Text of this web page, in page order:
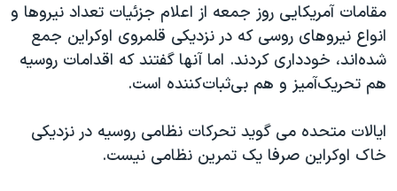
نرگس محمدی برنده جایزه نوبل صلح
همایش محافظه‌کاران آمریکا «سی‌پک»
صفحه‌های ویژه
مقامات آمریکایی روز جمعه از اعلام جزئیات تعداد نیروها و
انواع نیروهای روسی که در نزدیکی قلمروی اوکراین جمع
شده‌اند، خودداری کردند. اما آنها گفتند که اقدامات روسیه
هم تحریک‌آمیز و هم بی‌ثبات‌کننده است.
ایالات متحده می گوید تحرکات نظامی روسیه در نزدیکی
خاک اوکراین صرفا یک تمرین نظامی نیست.